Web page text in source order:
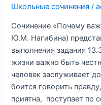
один
из
зимних
Вены…»
Школьные сочинения /
Сочинение «Почему
Ю.М. Нагибина)
выполнения задания
жизни важно быть
человек заслуживает
боится говорить
приятна, поступает по